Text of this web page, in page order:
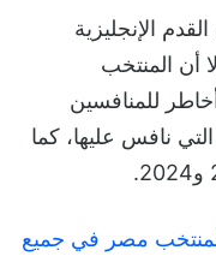
الإنجليزية
1966 فقط، إلا أن المنتخب
للمنافسين
نافس عليها، كما
لمنتخب مصر في جميع